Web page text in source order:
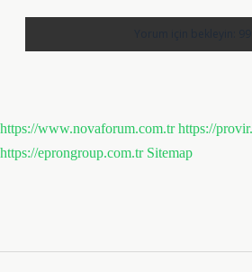
https://www.novaforum.com.tr https://
https://eprongroup.com.tr Sitemap